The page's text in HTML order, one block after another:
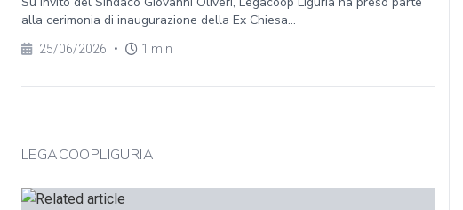
alla cerimonia di inaugurazione della Ex Chiesa...
25/06/2026 • 1 min
LEGACOOPLIGURIA